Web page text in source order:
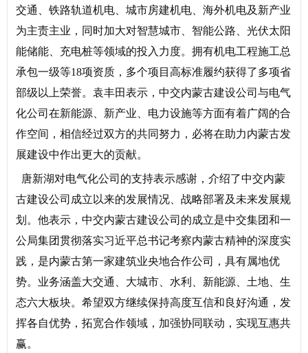
交通、铁路轨道机电、城市房建机电、海外机电及新产业
为主责主业，同时加大对智慧城市、智能公路、光伏太阳
能储能、充电桩等领域的投入力度。拥有机电工程施工总
承包一级等18项资质，多个项目高标准履约获得了多项省
部级以上荣誉。袁丰田表示，中交内蒙古建设公司与电气
化公司在新能源、新产业、电力设施等方面有着广阔的合
作空间，相信经过双方的共同努力，必将在助力内蒙古发
展建设中作出更大的贡献。
唐新湖对电气化公司的支持表示感谢，介绍了中交内蒙
古建设公司成立以来的发展情况、战略部署及未来发展规
划。他表示，中交内蒙古建设公司的成立是中交集团和一
公局集团贯彻落实习近平总书记考察内蒙古精神的深度实
践，是内蒙古第一家建筑业央地合作公司，具有属地优
势。业务涵盖大交通、大城市、水利、新能源、土地、生
态六大板块。希望双方继续保持高度互信和良好沟通，发
挥各自优势，拓宽合作领域，加强协同联动，实现互惠共
赢。